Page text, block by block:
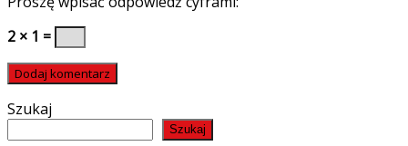
2 × 1 =
Szukaj
Szukaj